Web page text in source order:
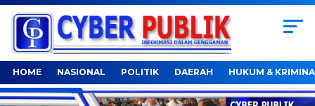
HOME NASIONAL POLITIK DAERAH HUKUM &